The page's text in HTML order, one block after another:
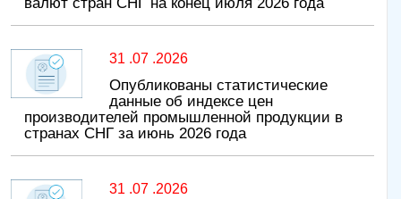
31 .07 .2026
Опубликованы статистические
данные об индексе цен
производителей промышленной продукции в
странах СНГ за июнь 2026 года
31 .07 .2026